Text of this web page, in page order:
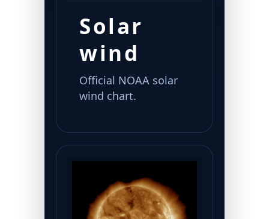
Solar
wind
Official NOAA solar
wind chart.